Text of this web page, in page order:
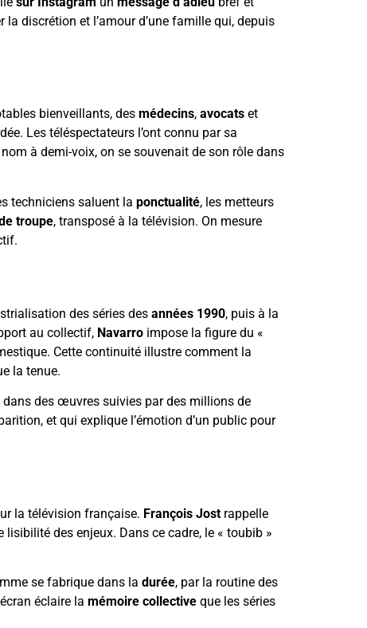
discrétion et l’amour d’une famille qui, depuis
bienveillants, des médecins, avocats et
Les téléspectateurs l’ont connu par sa
à demi-voix, on se souvenait de son rôle dans
techniciens saluent la ponctualité, les metteurs
troupe, transposé à la télévision. On mesure
des séries des années 1990, puis à la
au collectif, Navarro impose la figure du «
Cette continuité illustre comment la
la tenue.
des œuvres suivies par des millions de
et qui explique l’émotion d’un public pour
la télévision française. François Jost rappelle
des enjeux. Dans ce cadre, le « toubib »
se fabrique dans la durée, par la routine des
éclaire la mémoire collective que les séries